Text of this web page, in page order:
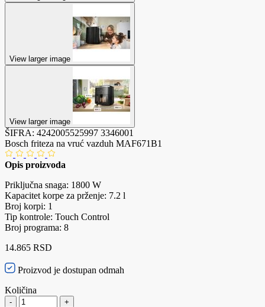
View larger image
View larger image
ŠIFRA: 4242005525997 3346001
Bosch friteza na vruć vazduh MAF671B1
Opis proizvoda
Priključna snaga: 1800 W
Kapacitet korpe za prženje: 7.2 l
Broj korpi: 1
Tip kontrole: Touch Control
Broj programa: 8
14.865 RSD
Proizvod je dostupan odmah
Količina
-
+